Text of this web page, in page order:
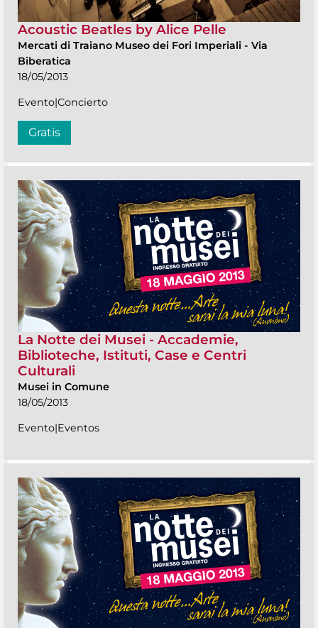
Acoustic Beatles by Alice Pelle
Mercati di Traiano Museo dei Fori Imperiali - Via
Biberatica
18/05/2013
Evento|Concierto
Gratis
La Notte dei Musei - Accademie,
Biblioteche, Istituti, Case e Centri
Culturali
Musei in Comune
18/05/2013
Evento|Eventos